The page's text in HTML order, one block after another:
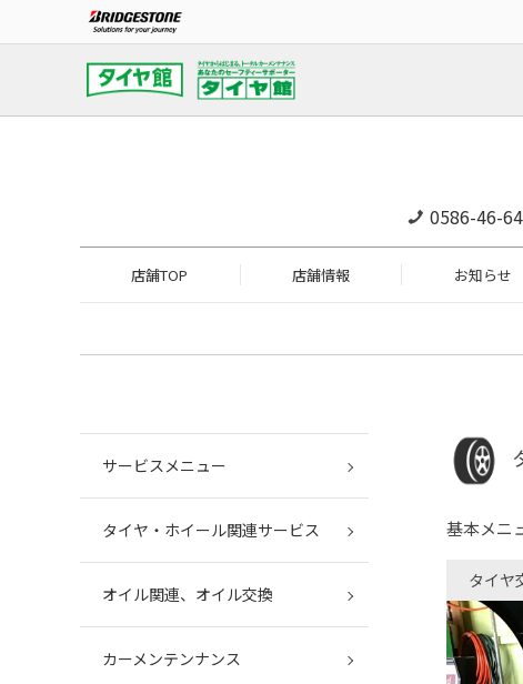
0586-46-
店舗TOP 店舗情報 お知らせ
サービスメニュー
タイヤ・ホイール関連サービス
オイル関連、オイル交換
カーメンテンナンス
基本メニ
タイヤ